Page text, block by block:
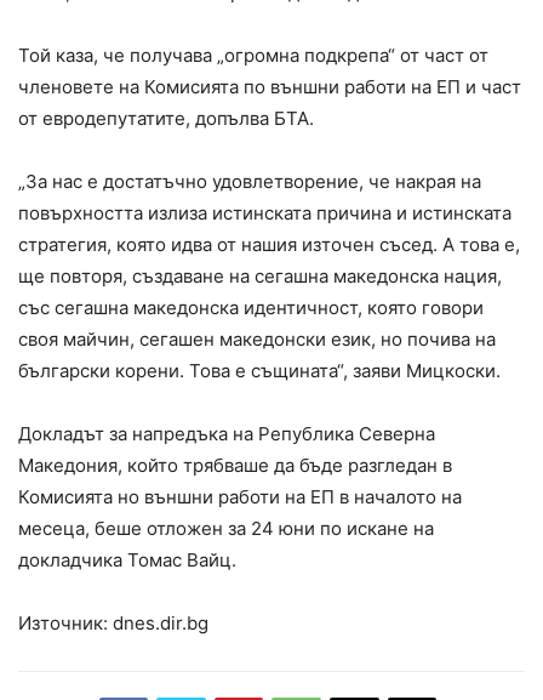
Той каза, че получава „огромна подкрепа“ от част от
членовете на Комисията по външни работи на ЕП и част
от евродепутатите, допълва БТА.
„За нас е достатъчно удовлетворение, че накрая на
повърхността излиза истинската причина и истинската
стратегия, която идва от нашия източен съсед. А това е,
ще повторя, създаване на сегашна македонска нация,
със сегашна македонска идентичност, която говори
своя майчин, сегашен македонски език, но почива на
български корени. Това е същината“, заяви Мицкоски.
Докладът за напредъка на Република Северна
Македония, който трябваше да бъде разгледан в
Комисията но външни работи на ЕП в началото на
месеца, беше отложен за 24 юни по искане на
докладчика Томас Вайц.
Източник: dnes.dir.bg